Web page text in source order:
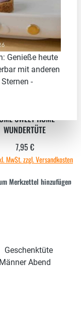
SWEET HOME"
WUNDERTÜTE
Regulärer Preis:
7,95 €
MwSt. zzgl. Versandkosten
Merkzettel hinzufügen
Genieße heute
mit anderen
-